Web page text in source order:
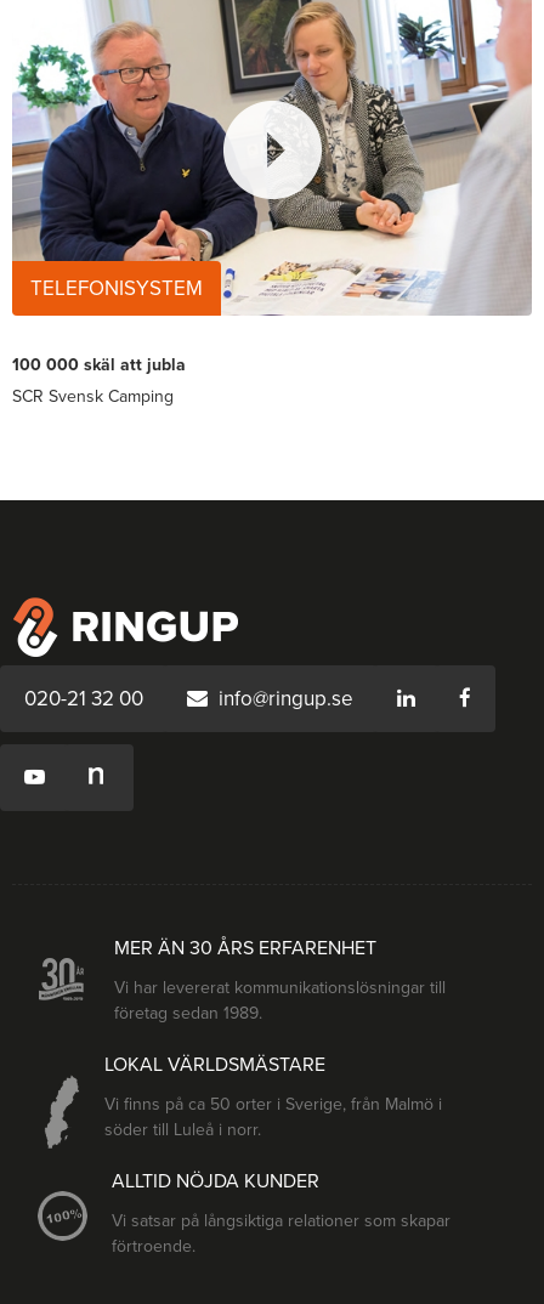
TELEFONISYSTEM
100 000 skäl att jubla
SCR Svensk Camping
020-21 32 00 info@ringup.se
MER ÄN 30 ÅRS ERFARENHET
Vi har levererat kommunikationslösningar till
företag sedan 1989.
LOKAL VÄRLDSMÄSTARE
Vi finns på ca 50 orter i Sverige, från Malmö i
söder till Luleå i norr.
ALLTID NÖJDA KUNDER
Vi satsar på långsiktiga relationer som skapar
förtroende.